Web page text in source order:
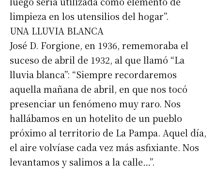
Suscribirme gratis
Dirección de correo electrónico*
limpieza en los utensilios del hogar”.
UNA LLUVIA BLANCA
José D. Forgione, en 1936, rememoraba el
suceso de abril de 1932, al que llamó “La
lluvia blanca”: “Siempre recordaremos
aquella mañana de abril, en que nos tocó
presenciar un fenómeno muy raro. Nos
hallábamos en un hotelito de un pueblo
próximo al territorio de La Pampa. Aquel día,
el aire volvíase cada vez más asfixiante. Nos
levantamos y salimos a la calle…”.